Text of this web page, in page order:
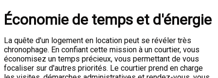
Économie de temps et d'énergie
La quête d'un logement en location peut se révéler très
chronophage. En confiant cette mission à un courtier, vous
économisez un temps précieux, vous permettant de vous
focaliser sur d'autres priorités. Le courtier prend en charge